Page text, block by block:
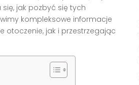
jak pozbyć się tych
kompleksowe informacje
otoczenie, jak i przestrzegając